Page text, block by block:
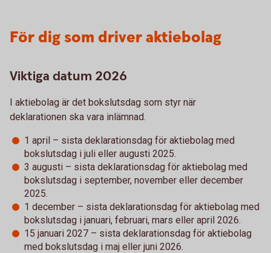
För dig som driver aktiebolag
Viktiga datum 2026
I aktiebolag är det bokslutsdag som styr när
deklarationen ska vara inlämnad.
1 april – sista deklarationsdag för aktiebolag med
bokslutsdag i juli eller augusti 2025.
3 augusti – sista deklarationsdag för aktiebolag med
bokslutsdag i september, november eller december
2025.
1 december – sista deklarationsdag för aktiebolag med
bokslutsdag i januari, februari, mars eller april 2026.
15 januari 2027 – sista deklarationsdag för aktiebolag
med bokslutsdag i maj eller juni 2026.